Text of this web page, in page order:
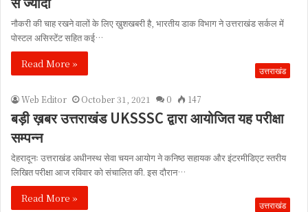
नौकरी की चाह रखने वालों के लिए ख़ुशखबरी है, भारतीय डाक विभाग ने उत्तराखंड सर्कल में
पोस्टल असिस्टेंट सहित कई…
Read More »
उत्तराखंड
Web Editor October 31, 2021 0 147
बड़ी ख़बर उत्तराखंड UKSSSC द्वारा आयोजित यह परीक्षा
सम्पन्न
देहरादूनः उत्तराखंड अधीनस्थ सेवा चयन आयोग ने कनिष्ठ सहायक और इंटरमीडिएट स्तरीय
लिखित परीक्षा आज रविवार को संचालित की. इस दौरान…
Read More »
उत्तराखंड